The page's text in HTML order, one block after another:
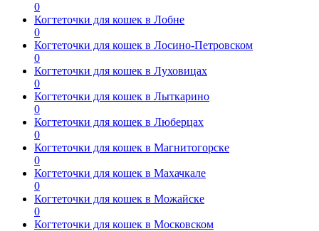
0
Когтеточки для кошек в Лобне
0
Когтеточки для кошек в Лосино-Петровском
0
Когтеточки для кошек в Луховицах
0
Когтеточки для кошек в Лыткарино
0
Когтеточки для кошек в Люберцах
0
Когтеточки для кошек в Магнитогорске
0
Когтеточки для кошек в Махачкале
0
Когтеточки для кошек в Можайске
0
Когтеточки для кошек в Московском